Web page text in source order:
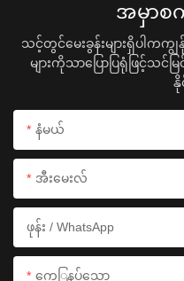
အမှာစက
သင့်တွင်မေးခွန်းများရှိပါက
များကိုသာပြောပြရုံဖြင့်
နံမယ်
အီးမေးလ်
ဖုန်း / WhatsApp
ကေြနပ်သော